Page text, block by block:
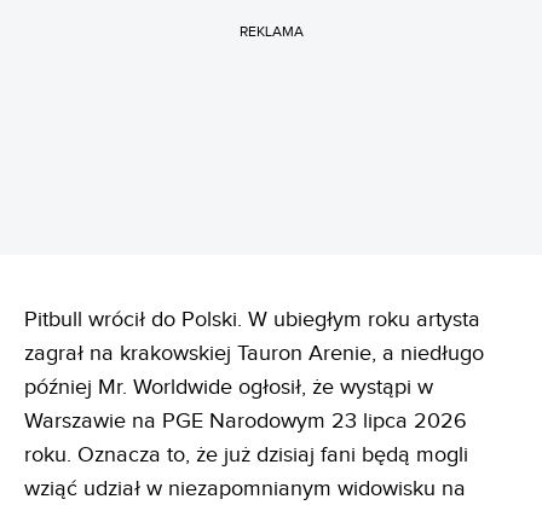
REKLAMA
Pitbull wrócił do Polski. W ubiegłym roku artysta
zagrał na krakowskiej Tauron Arenie, a niedługo
później Mr. Worldwide ogłosił, że wystąpi w
Warszawie na PGE Narodowym 23 lipca 2026
roku. Oznacza to, że już dzisiaj fani będą mogli
wziąć udział w niezapomnianym widowisku na